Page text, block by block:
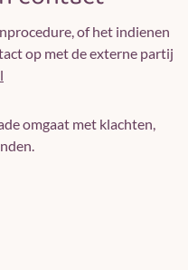
of het indienen
op met de externe partij
omgaat met klachten,